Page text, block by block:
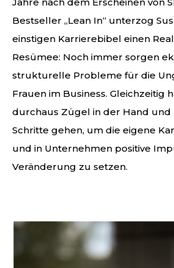
Bestseller „Lean In“ unterzog
einstigen Karrierebibel einen
Resümee: Noch immer sorgen
strukturelle Probleme für die
Frauen im Business. Gleichzeitig
durchaus Zügel in der Hand und
Schritte gehen, um die eigene
und in Unternehmen positive
Veränderung zu setzen.